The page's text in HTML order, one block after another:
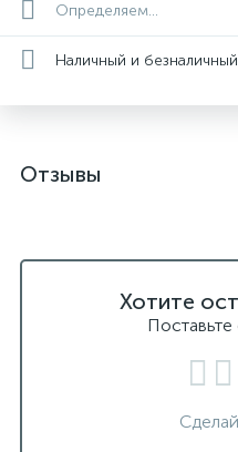
Определяем...
Наличный и
Отзывы
Хотите